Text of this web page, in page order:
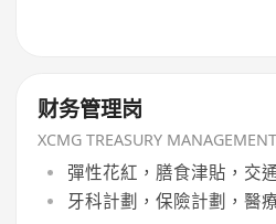
财务管理岗
XCMG TREASURY
彈性花紅，膳食津貼，交
牙科計劃，保險計劃，醫